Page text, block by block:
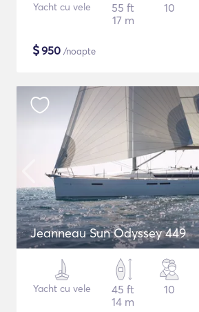
Yacht cu vele
55 ft
17 m
10
$950 /noapte
Jeanneau Sun Odyssey 449
Yacht cu vele
45 ft
14 m
10